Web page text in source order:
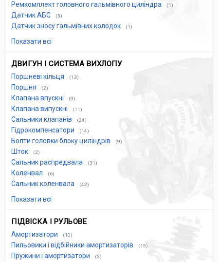
Ремкомплект головного гальмівного циліндра (1)
Датчик АБС (5)
Датчик зносу гальмівних колодок (1)
Показати всі
ДВИГУН І СИСТЕМА ВИХЛОПУ
Поршневі кільця (13)
Поршня (2)
Клапана впускні (9)
Клапана випускні (11)
Сальники клапанів (24)
Гідрокомпенсатори (14)
Болти головки блоку циліндрів (9)
Шток (2)
Сальник распредвала (31)
Коленвал (6)
Сальник коленвала (42)
Показати всі
ПІДВІСКА І РУЛЬОВЕ
Амортизатори (10)
Пильовики і відбійники амортизаторів (15)
Пружини і амортизатори (3)